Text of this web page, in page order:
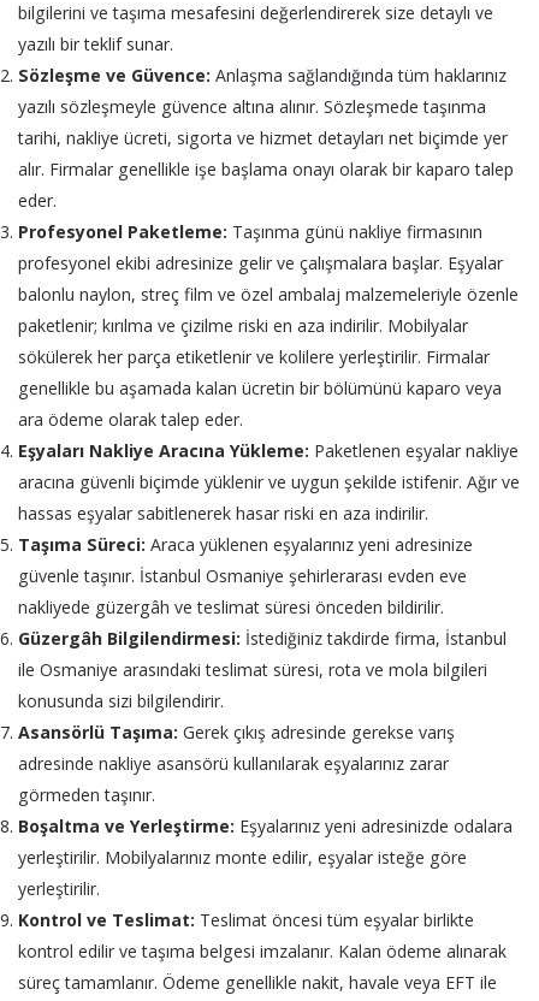
bilgilerini ve taşıma mesafesini değerlendirerek size detaylı ve
yazılı bir teklif sunar.
Sözleşme ve Güvence: Anlaşma sağlandığında tüm haklarınız
yazılı sözleşmeyle güvence altına alınır. Sözleşmede taşınma
tarihi, nakliye ücreti, sigorta ve hizmet detayları net biçimde yer
alır. Firmalar genellikle işe başlama onayı olarak bir kaparo talep
eder.
Profesyonel Paketleme: Taşınma günü nakliye firmasının
profesyonel ekibi adresinize gelir ve çalışmalara başlar. Eşyalar
balonlu naylon, streç film ve özel ambalaj malzemeleriyle özenle
paketlenir; kırılma ve çizilme riski en aza indirilir. Mobilyalar
sökülerek her parça etiketlenir ve kolilere yerleştirilir. Firmalar
genellikle bu aşamada kalan ücretin bir bölümünü kaparo veya
ara ödeme olarak talep eder.
Eşyaları Nakliye Aracına Yükleme: Paketlenen eşyalar nakliye
aracına güvenli biçimde yüklenir ve uygun şekilde istifenir. Ağır ve
hassas eşyalar sabitlenerek hasar riski en aza indirilir.
Taşıma Süreci: Araca yüklenen eşyalarınız yeni adresinize
güvenle taşınır. İstanbul Osmaniye şehirlerarası evden eve
nakliyede güzergâh ve teslimat süresi önceden bildirilir.
Güzergâh Bilgilendirmesi: İstediğiniz takdirde firma, İstanbul
ile Osmaniye arasındaki teslimat süresi, rota ve mola bilgileri
konusunda sizi bilgilendirir.
Asansörlü Taşıma: Gerek çıkış adresinde gerekse varış
adresinde nakliye asansörü kullanılarak eşyalarınız zarar
görmeden taşınır.
Boşaltma ve Yerleştirme: Eşyalarınız yeni adresinizde odalara
yerleştirilir. Mobilyalarınız monte edilir, eşyalar isteğe göre
yerleştirilir.
Kontrol ve Teslimat: Teslimat öncesi tüm eşyalar birlikte
kontrol edilir ve taşıma belgesi imzalanır. Kalan ödeme alınarak
süreç tamamlanır. Ödeme genellikle nakit, havale veya EFT ile